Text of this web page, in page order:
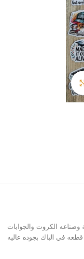
وصناعه الكروت والجوابات